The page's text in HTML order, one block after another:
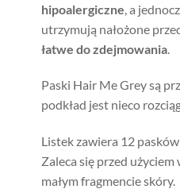
hipoalergiczne , a
utrzymują nałożone
łatwe do zdejmowania.
Paski Hair Me Grey są
podkład jest nieco
Listek zawiera 12
Zaleca się przed
małym fragmencie skóry.